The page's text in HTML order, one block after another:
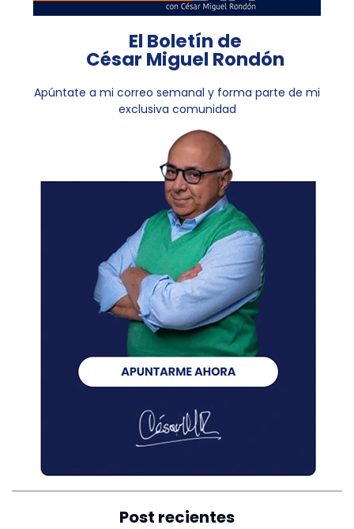
El Boletín de
César Miguel Rondón
Apúntate a mi correo semanal y forma parte de mi
exclusiva comunidad
Post recientes